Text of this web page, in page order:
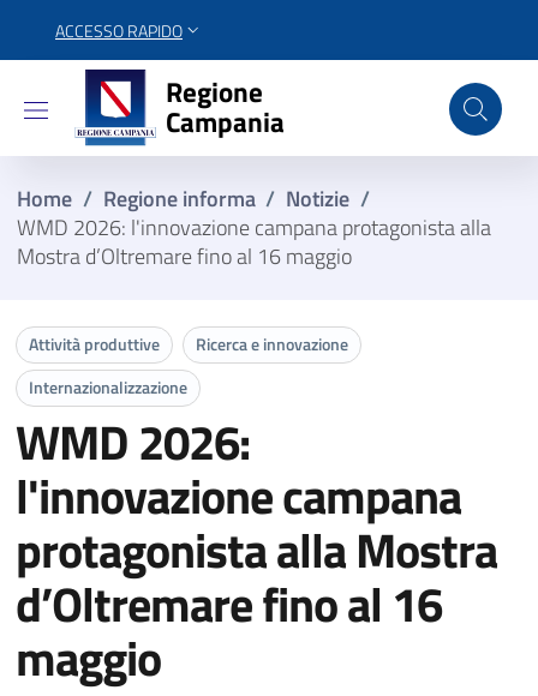
ACCESSO RAPIDO
Regione Campania
Regione
Campania
Home / Regione informa / Notizie /
WMD 2026: l'innovazione campana protagonista alla
Mostra d’Oltremare fino al 16 maggio
Attività produttive
Ricerca e innovazione
Internazionalizzazione
WMD 2026:
l'innovazione campana
protagonista alla Mostra
d’Oltremare fino al 16
maggio